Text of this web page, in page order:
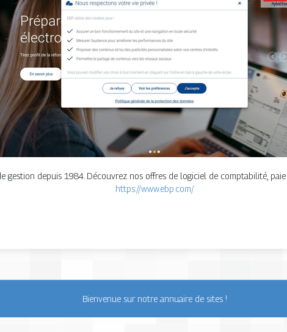
gestion depuis 1984. Découvrez nos offres de logiciel de comptabilité,
https://www.ebp.com/
Bienvenue sur notre annuaire de sites !